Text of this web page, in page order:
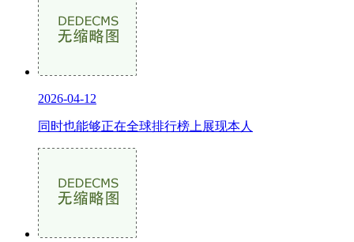
2026-04-12
同时也能够正在全球排行榜上展现本人